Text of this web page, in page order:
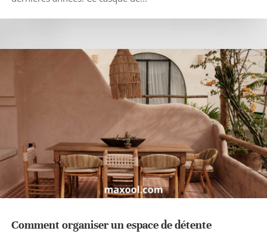
Comment organiser un espace de détente